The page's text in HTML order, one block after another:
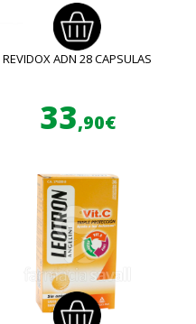
REVIDOX ADN 28 CAPSULAS
33,90€